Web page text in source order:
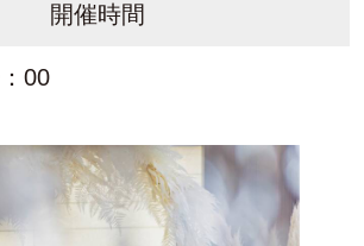
開催時間
00